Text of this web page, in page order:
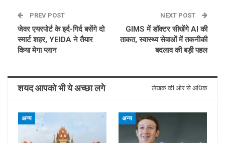
PREV POST
जेवर एयरपोर्ट के इर्द-गिर्द बसेंगे दो
स्मार्ट शहर, YEIDA ने तैयार
किया मेगा प्लान
NEXT POST
GIMS में डॉक्टर सीखेंगे AI की
ताकत, स्वास्थ्य सेवाओं में तकनीकी
बदलाव की बड़ी पहल
शयद आपको भी ये अच्छा लगे लेखक की ओर से अधिक
अन्य अन्य